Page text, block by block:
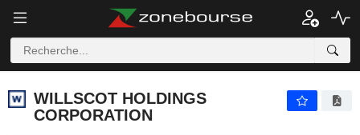
WILLSCOT HOLDINGS
CORPORATION